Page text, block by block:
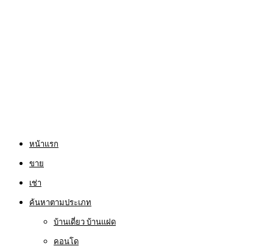
หน้าแรก
ขาย
เช่า
ค้นหาตามประเภท
บ้านเดี่ยว บ้านแฝด
คอนโด